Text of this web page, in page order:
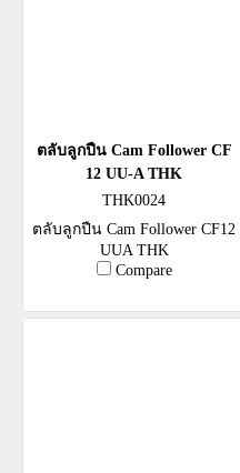
ตลับลูกปืน Cam Follower CF
12 UU-A THK
THK0024
ตลับลูกปืน Cam Follower CF12
UUA THK
Compare